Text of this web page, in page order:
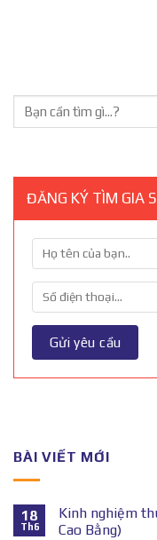
ĐĂNG KÝ TÌM GIA
BÀI VIẾT MỚI
18
Th6
Kinh nghiệm
Cao Bằng)